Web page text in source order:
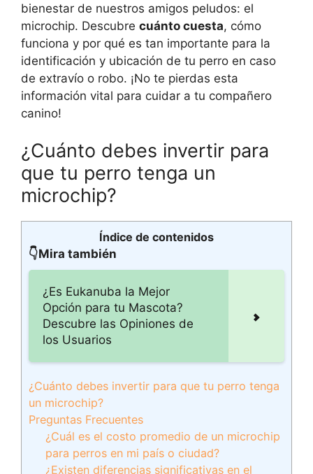
bienestar de nuestros amigos peludos: el
microchip. Descubre cuánto cuesta, cómo
funciona y por qué es tan importante para la
identificación y ubicación de tu perro en caso
de extravío o robo. ¡No te pierdas esta
información vital para cuidar a tu compañero
canino!
¿Cuánto debes invertir para
que tu perro tenga un
microchip?
Índice de contenidos
👇Mira también
¿Es Eukanuba la Mejor
Opción para tu Mascota?
Descubre las Opiniones de
los Usuarios
¿Cuánto debes invertir para que tu perro tenga
un microchip?
Preguntas Frecuentes
¿Cuál es el costo promedio de un microchip
para perros en mi país o ciudad?
¿Existen diferencias significativas en el